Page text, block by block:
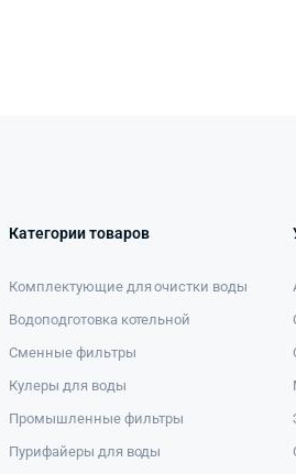
Категории товаров
Комплектующие для очистки воды
Водоподготовка котельной
Сменные фильтры
Кулеры для воды
Промышленные фильтры
Пурифайеры для воды